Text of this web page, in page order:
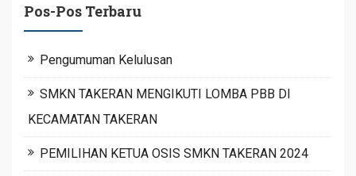
Pos-Pos Terbaru
Pengumuman Kelulusan
SMKN TAKERAN MENGIKUTI LOMBA PBB DI
KECAMATAN TAKERAN
PEMILIHAN KETUA OSIS SMKN TAKERAN 2024